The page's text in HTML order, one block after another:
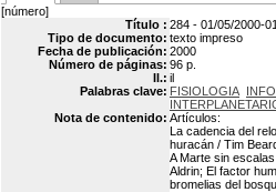
[número]
Título : 284 - 01/05/2000-
Tipo de documento: texto impreso
Fecha de publicación: 2000
Número de páginas: 96 p.
Il.: il
Palabras clave: FISIOLOGIA
Nota de contenido: Artículos:
La cadencia del
huracán / Tim
A Marte sin
Aldrin; El factor
bromelias del